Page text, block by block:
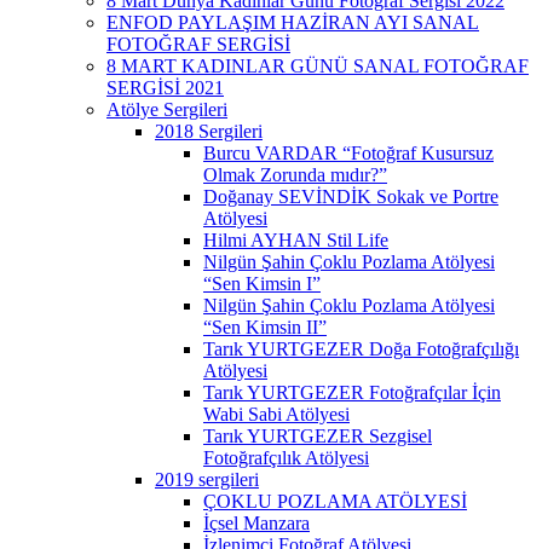
ENFOD PAYLAŞIM HAZİRAN AYI SANAL
FOTOĞRAF SERGİSİ
8 MART KADINLAR GÜNÜ SANAL FOTOĞRAF
SERGİSİ 2021
Atölye Sergileri
2018 Sergileri
Burcu VARDAR “Fotoğraf Kusursuz
Olmak Zorunda mıdır?”
Doğanay SEVİNDİK Sokak ve Portre
Atölyesi
Hilmi AYHAN Stil Life
Nilgün Şahin Çoklu Pozlama Atölyesi
“Sen Kimsin I”
Nilgün Şahin Çoklu Pozlama Atölyesi
“Sen Kimsin II”
Tarık YURTGEZER Doğa Fotoğrafçılığı
Atölyesi
Tarık YURTGEZER Fotoğrafçılar İçin
Wabi Sabi Atölyesi
Tarık YURTGEZER Sezgisel
Fotoğrafçılık Atölyesi
2019 sergileri
ÇOKLU POZLAMA ATÖLYESİ
İçsel Manzara
İzlenimci Fotoğraf Atölyesi